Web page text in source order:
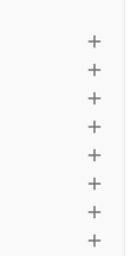







